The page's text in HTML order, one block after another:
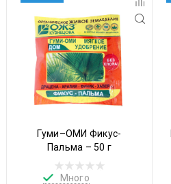
Гуми–ОМИ Фикус-
Пальма – 50 г
Много